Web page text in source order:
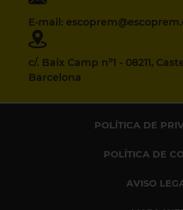
E-mail:
c/. Baix Camp nº1 - 08211,
Barcelona
POLÍTICA DE
POLÍTICA DE
AVISO